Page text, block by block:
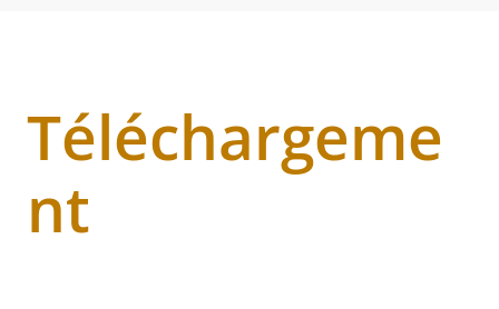
Téléchargeme
nt